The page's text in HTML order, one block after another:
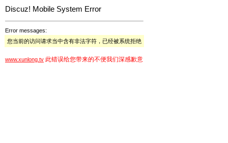
Discuz! Mobile System Error
Error messages:
您当前的访问请求当中含有非法字符，已经被系统拒绝
www.xunlong.tv 此错误给您带来的不便我们深感歉意